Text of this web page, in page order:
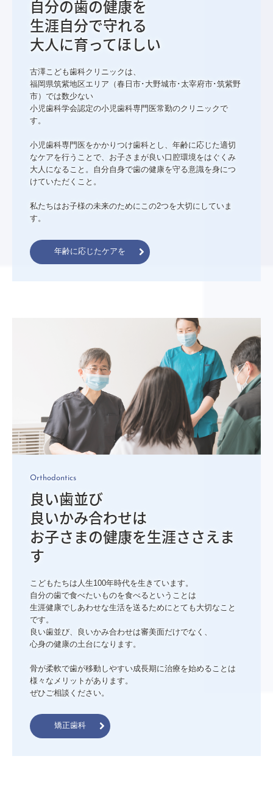
求人お問合せ
自分の歯の健康を
生涯自分で守れる
大人に育ってほしい
古澤こども歯科クリニックは、
福岡県筑紫地区エリア（春日市･大野城市･太宰府市･筑紫野
市）では数少ない
小児歯科学会認定の小児歯科専門医常勤のクリニックで
す。
小児歯科専門医をかかりつけ歯科とし、年齢に応じた適切
なケアを行うことで、お子さまが良い口腔環境をはぐくみ
大人になること。自分自身で歯の健康を守る意識を身につ
けていただくこと。
私たちはお子様の未来のためにこの2つを大切にしていま
年齢に応じたケアを
Orthodontics
良い歯並び
良いかみ合わせは
お子さまの健康を生涯ささえま
こどもたちは人生100年時代を生きています。
自分の歯で食べたいものを食べるということは
生涯健康でしあわせな生活を送るためにとても大切なこと
です。
良い歯並び、良いかみ合わせは審美面だけでなく、
心身の健康の土台になります。
骨が柔軟で歯が移動しやすい成長期に治療を始めることは
様々なメリットがあります。
矯正歯科